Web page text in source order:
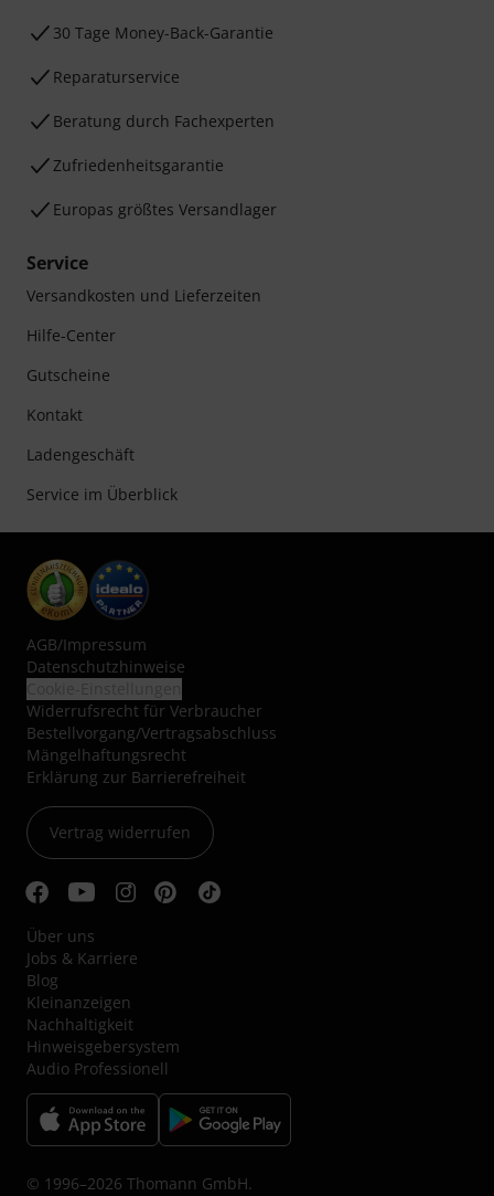
30 Tage Money-Back-Garantie
Reparaturservice
Beratung durch Fachexperten
Zufriedenheitsgarantie
Europas größtes Versandlager
Service
Versandkosten und Lieferzeiten
Hilfe-Center
Gutscheine
Kontakt
Ladengeschäft
Service im Überblick
AGB/Impressum
Datenschutzhinweise
Widerrufsrecht für Verbraucher
Bestellvorgang/Vertragsabschluss
Mängelhaftungsrecht
Erklärung zur Barrierefreiheit
Vertrag widerrufen
Über uns
Jobs & Karriere
Blog
Kleinanzeigen
Nachhaltigkeit
Hinweisgebersystem
Audio Professionell
© 1996–2026 Thomann GmbH.